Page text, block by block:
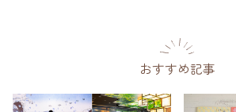
おすすめ記事